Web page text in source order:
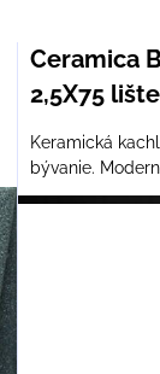
Ceramica
2,5X75
Keramická
bývanie.